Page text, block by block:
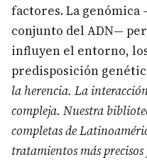
factores. La genómica
conjunto del ADN—
influyen el entorno,
predisposición
la herencia. La
compleja. Nuestra
completas de
tratamientos más